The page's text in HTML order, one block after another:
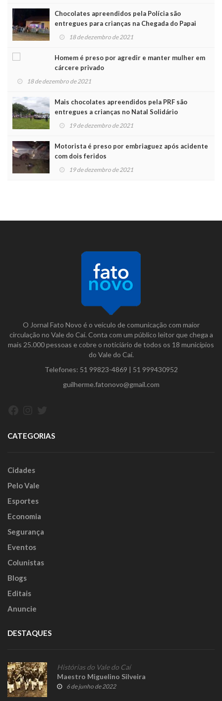
Chocolates apreendidos pela Polícia são
entregues para crianças na Chegada do Papai
Noel
18 de dezembro de 2021
Homem é preso por agredir e manter mulher em
cárcere privado
18 de dezembro de 2021
Mais chocolates apreendidos pela PRF são
entregues a crianças no Natal Solidário
19 de dezembro de 2021
Motorista é preso por embriaguez após acidente
com dois feridos
19 de dezembro de 2021
O Jornal Fato Novo é o veículo de comunicação com maior
circulação no Vale do Caí. Conta com um público leitor que chega a
mais 25.000 pessoas e cobre o noticiário de todos os 18 municípios
do Vale do Caí.
Telefones: 51 99823-4869 | 51 999430952
guilherme.fatonovo@gmail.com
CATEGORIAS
Cidades
Pelo Vale
Esportes
Economia
Segurança
Eventos
Colunistas
Blogs
Editais
Anuncie
DESTAQUES
Histórias do Vale do Caí
Maestro Miguelino Silveira
6 de junho de 2022